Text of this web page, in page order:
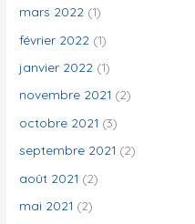
mars 2022 (1)
février 2022 (1)
janvier 2022 (1)
novembre 2021 (2)
octobre 2021 (3)
septembre 2021 (2)
août 2021 (2)
mai 2021 (2)